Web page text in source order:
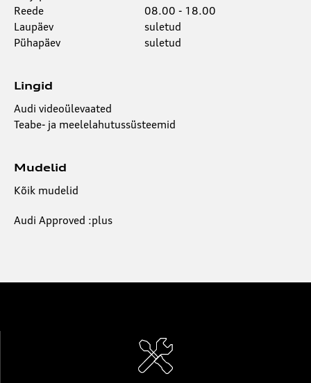
Reede
08.00 - 18.00
Laupäev
suletud
Pühapäev
suletud
Lingid
Audi videoülevaated
Teabe- ja meelelahutussüsteemid
Mudelid
Kõik mudelid
Audi Approved :plus